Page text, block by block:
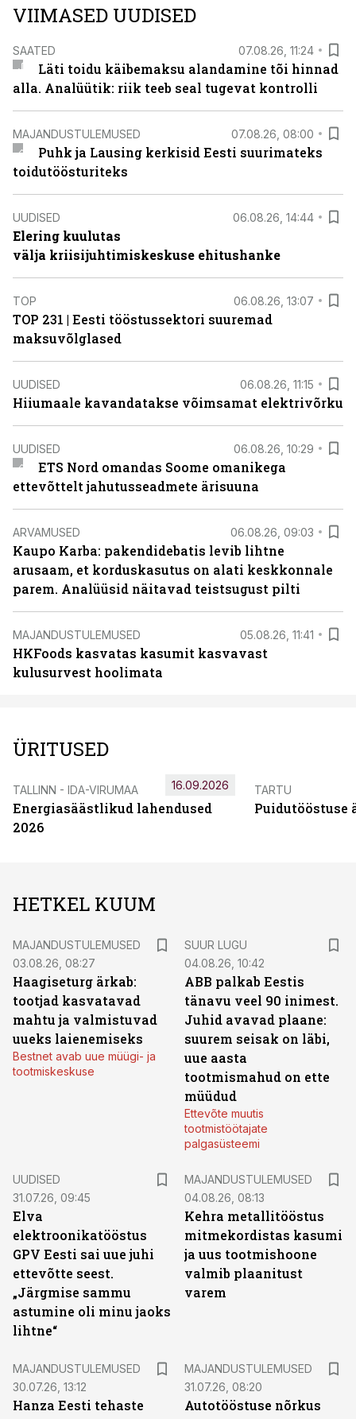
VIIMASED UUDISED
SAATED 07.08.26, 11:24
Läti toidu käibemaksu alandamine tõi hinnad
alla. Analüütik: riik teeb seal tugevat kontrolli
MAJANDUSTULEMUSED 07.08.26, 08:00
Puhk ja Lausing kerkisid Eesti suurimateks
toidutöösturiteks
UUDISED 06.08.26, 14:44
Elering kuulutas
välja kriisijuhtimiskeskuse ehitushanke
TOP 06.08.26, 13:07
TOP 231 | Eesti tööstussektori suuremad
maksuvõlglased
UUDISED 06.08.26, 11:15
Hiiumaale kavandatakse võimsamat elektrivõrku
UUDISED 06.08.26, 10:29
ETS Nord omandas Soome omanikega
ettevõttelt jahutusseadmete ärisuuna
ARVAMUSED 06.08.26, 09:03
Kaupo Karba: pakendidebatis levib lihtne
arusaam, et korduskasutus on alati keskkonnale
parem. Analüüsid näitavad teistsugust pilti
MAJANDUSTULEMUSED 05.08.26, 11:41
HKFoods kasvatas kasumit kasvavast
kulusurvest hoolimata
ÜRITUSED
TALLINN - IDA-VIRUMAA
Energiasäästlikud lahendused
2026
16.09.2026 TARTU
Puidutööstuse
HETKEL KUUM
MAJANDUSTULEMUSED
03.08.26, 08:27
Haagiseturg ärkab:
tootjad kasvatavad
mahtu ja valmistuvad
uueks laienemiseks
Bestnet avab uue müügi- ja
tootmiskeskuse
SUUR LUGU
04.08.26, 10:42
ABB palkab Eestis
tänavu veel 90 inimest.
Juhid avavad plaane:
suurem seisak on läbi,
uue aasta
tootmismahud on ette
müüdud
Ettevõte muutis
tootmistöötajate
palgasüsteemi
UUDISED
31.07.26, 09:45
Elva
elektroonikatööstus
GPV Eesti sai uue juhi
ettevõtte seest.
„Järgmise sammu
astumine oli minu jaoks
lihtne“
MAJANDUSTULEMUSED
04.08.26, 08:13
Kehra metallitööstus
mitmekordistas kasumi
ja uus tootmishoone
valmib plaanitust
varem
MAJANDUSTULEMUSED
30.07.26, 13:12
Hanza Eesti tehaste
MAJANDUSTULEMUSED
31.07.26, 08:20
Autotööstuse nõrkus